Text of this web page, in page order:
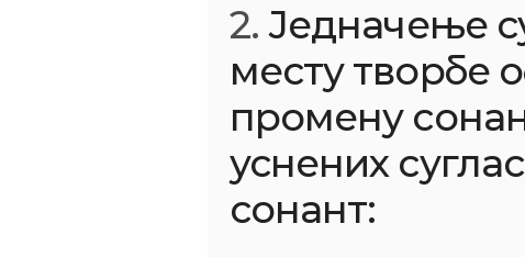
2. Једначење
месту творбе
промену
уснених
сонант: